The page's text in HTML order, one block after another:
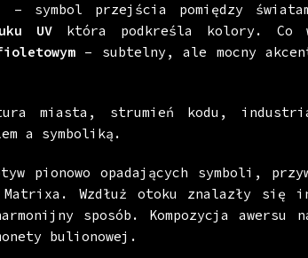
symbol przejścia pomiędzy
UV która podkreśla kolory. Co
– subtelny, ale mocny
miasta, strumień kodu,
a symboliką.
pionowo opadających symboli,
Wzdłuż otoku znalazły się
sposób. Kompozycja awersu
bulionowej.